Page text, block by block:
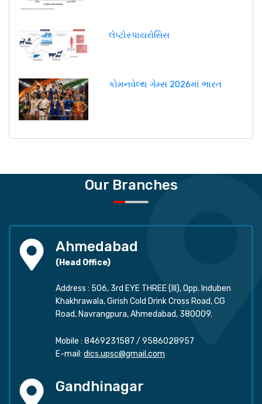
લેપ્ટોસ્પાયરોસિસ
કોમનવેલ્થ ગેમ્સ 2026માં ભારત
Our Branches
Ahmedabad
(Head Office)
Address : 506, 3rd EYE THREE (III), Opp. Induben
Khakhrawala, Girish Cold Drink Cross Road, CG
Road, Navrangpura, Ahmedabad, 380009.
Mobile : 8469231587 / 9586028957
E-mail: dics.upsc@gmail.com
Gandhinagar